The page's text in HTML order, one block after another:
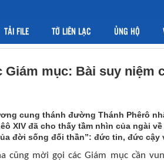
TẢI FILE TỜ LIÊN LẠC ỦNG HỘ
Giám mục: Bài suy niệm
cung thánh đường Thánh Phêrô
XIV đã cho thấy tầm nhìn của ngài
đời sống đối thần”: đức tin, đức cậy
cũng mời gọi các Giám mục cần